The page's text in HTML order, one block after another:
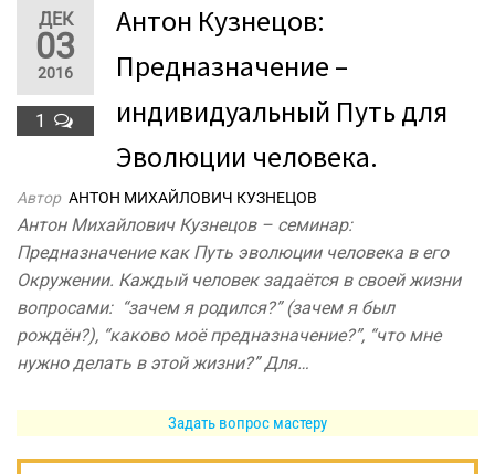
ДЕК
03
2016
1
Антон Кузнецов:
Предназначение –
индивидуальный Путь для
Эволюции человека.
Автор АНТОН МИХАЙЛОВИЧ КУЗНЕЦОВ
Антон Михайлович Кузнецов – семинар:
Предназначение как Путь эволюции человека в его
Окружении. Каждый человек задаётся в своей жизни
вопросами: “зачем я родился?” (зачем я был
рождён?), “каково моё предназначение?”, “что мне
нужно делать в этой жизни?” Для…
Задать вопрос мастеру